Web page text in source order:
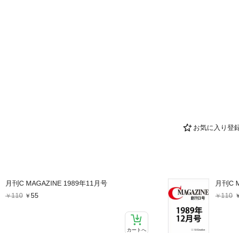
お気に入り登
月刊C MAGAZINE 1989年11月号
110
55
カートへ
月刊C
110
誌『月刊C MAGAZINE』が電子書籍で復刻！ 16年半の歴史がい
法※復刻版のため誌面に掲載されている各種情報、プレゼント企画